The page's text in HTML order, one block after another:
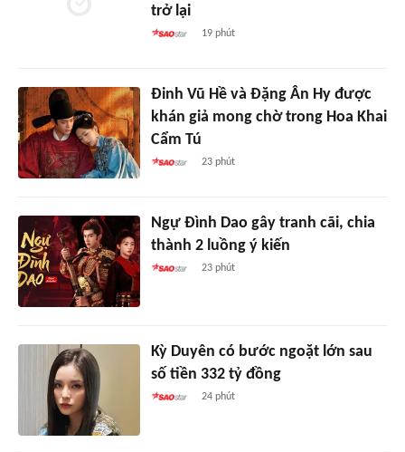
trở lại
19 phút
Đinh Vũ Hề và Đặng Ân Hy được
khán giả mong chờ trong Hoa Khai
Cẩm Tú
23 phút
Ngự Đình Dao gây tranh cãi, chia
thành 2 luồng ý kiến
23 phút
Kỳ Duyên có bước ngoặt lớn sau
số tiền 332 tỷ đồng
24 phút